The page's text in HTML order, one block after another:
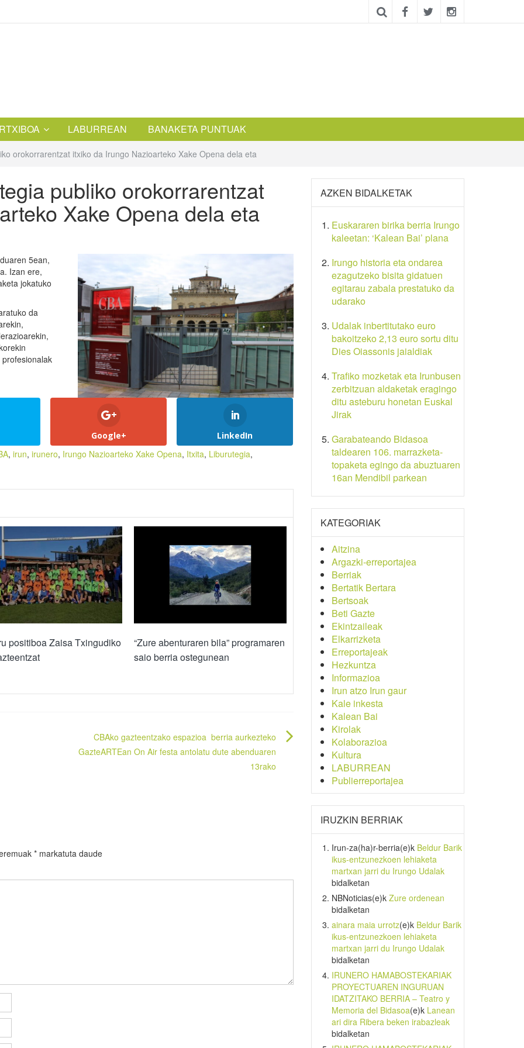
LABURREAN BANAKETA PUNTUAK
orokorrarentzat itxiko da Irungo Nazioarteko Xake Opena dela eta
publiko orokorrarentzat
Xake Opena dela eta
5ean,
Izan ere,
jokatuko
da
profesionalak
Google+ LinkedIn
, irun, irunero, Irungo Nazioarteko Xake Opena, Itxita, Liburutegia,
positiboa Zaisa Txingudiko
“Zure abenturaren bila” programaren
saio berria ostegunean
CBAko gazteentzako espazioa berria aurkezteko
GazteARTEan On Air festa antolatu dute abenduaren
13rako
* markatuta daude
AZKEN BIDALKETAK
Euskararen birika berria Irungo
kaleetan: ‘Kalean Bai’ plana
Irungo historia eta ondarea
ezagutzeko bisita gidatuen
egitarau zabala prestatuko da
udarako
Udalak inbertitutako euro
bakoitzeko 2,13 euro sortu ditu
Dies Oiassonis jaialdiak
Trafiko mozketak eta Irunbusen
zerbitzuan aldaketak eragingo
ditu asteburu honetan Euskal
Jirak
Garabateando Bidasoa
taldearen 106. marrazketa-
topaketa egingo da abuztuaren
16an Mendibil parkean
KATEGORIAK
Aitzina
Argazki-erreportajea
Berriak
Bertatik Bertara
Bertsoak
Beti Gazte
Ekintzaileak
Elkarrizketa
Erreportajeak
Hezkuntza
Informazioa
Irun atzo Irun gaur
Kale inkesta
Kalean Bai
Kirolak
Kolaborazioa
Kultura
LABURREAN
Publierreportajea
IRUZKIN BERRIAK
Irun-za(ha)r-berria(e)k Beldur Barik
ikus-entzunezkoen lehiaketa
martxan jarri du Irungo Udalak
bidalketan
NBNoticias(e)k Zure ordenean
bidalketan
ainara maia urrotz(e)k Beldur Barik
ikus-entzunezkoen lehiaketa
martxan jarri du Irungo Udalak
bidalketan
IRUNERO HAMABOSTEKARIAK
PROYECTUAREN INGURUAN
IDATZITAKO BERRIA – Teatro y
Memoria del Bidasoa(e)k Lanean
ari dira Ribera beken irabazleak
bidalketan